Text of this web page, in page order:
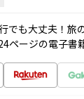
でも大丈夫！旅
ページの電子書